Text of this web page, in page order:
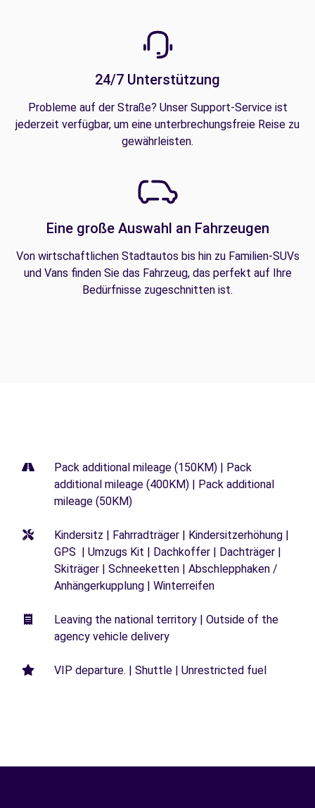
24/7 Unterstützung
Probleme auf der Straße? Unser Support-Service ist
jederzeit verfügbar, um eine unterbrechungsfreie Reise zu
gewährleisten.
Eine große Auswahl an Fahrzeugen
Von wirtschaftlichen Stadtautos bis hin zu Familien-SUVs
und Vans finden Sie das Fahrzeug, das perfekt auf Ihre
Bedürfnisse zugeschnitten ist.
Pack additional mileage (150KM) | Pack
additional mileage (400KM) | Pack additional
mileage (50KM)
Kindersitz | Fahrradträger | Kindersitzerhöhung |
GPS | Umzugs Kit | Dachkoffer | Dachträger |
Skiträger | Schneeketten | Abschlepphaken /
Anhängerkupplung | Winterreifen
Leaving the national territory | Outside of the
agency vehicle delivery
VIP departure. | Shuttle | Unrestricted fuel